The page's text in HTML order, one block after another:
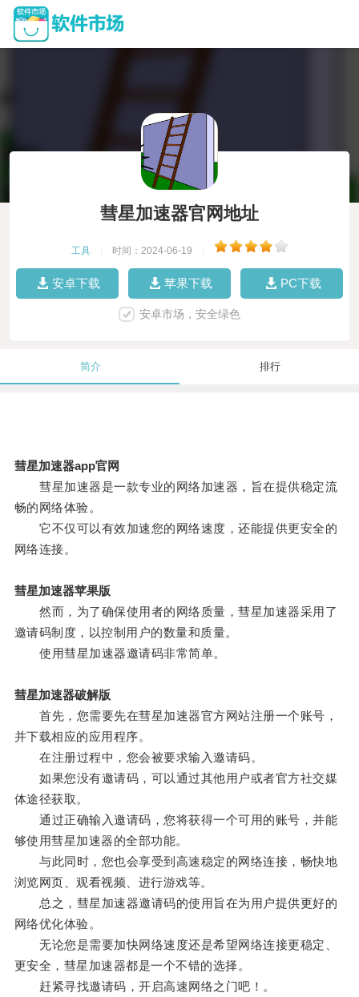
彗星加速器官网地址
工具 时间：2024-06-19
安卓下载 苹果下载 PC下载
安卓市场，安全绿色
简介 排行
彗星加速器app官网
彗星加速器是一款专业的网络加速器，旨在提供稳定流
畅的网络体验。
它不仅可以有效加速您的网络速度，还能提供更安全的
网络连接。
彗星加速器苹果版
然而，为了确保使用者的网络质量，彗星加速器采用了
邀请码制度，以控制用户的数量和质量。
使用彗星加速器邀请码非常简单。
彗星加速器破解版
首先，您需要先在彗星加速器官方网站注册一个账号，
并下载相应的应用程序。
在注册过程中，您会被要求输入邀请码。
如果您没有邀请码，可以通过其他用户或者官方社交媒
体途径获取。
通过正确输入邀请码，您将获得一个可用的账号，并能
够使用彗星加速器的全部功能。
与此同时，您也会享受到高速稳定的网络连接，畅快地
浏览网页、观看视频、进行游戏等。
总之，彗星加速器邀请码的使用旨在为用户提供更好的
网络优化体验。
无论您是需要加快网络速度还是希望网络连接更稳定、
更安全，彗星加速器都是一个不错的选择。
赶紧寻找邀请码，开启高速网络之门吧！。